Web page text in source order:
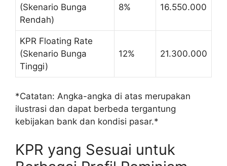
(Skenario Bunga
Rendah)
8% 16.550.000
KPR Floating Rate
(Skenario Bunga
Tinggi)
12% 21.300.000
*Catatan: Angka-angka di atas merupakan
ilustrasi dan dapat berbeda tergantung
kebijakan bank dan kondisi pasar.*
KPR yang Sesuai untuk